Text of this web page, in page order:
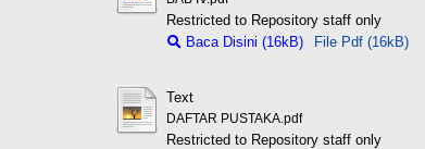
Restricted to Repository staff only
Baca Disini (16kB)
File Pdf (16kB)
Text
DAFTAR PUSTAKA.pdf
Restricted to Repository staff only